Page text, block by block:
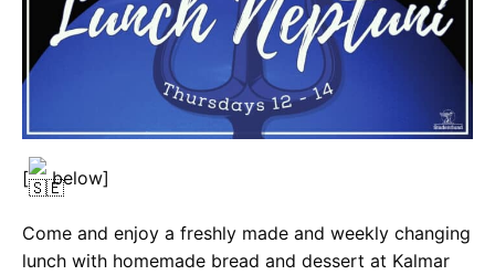
[ below]
Come and enjoy a freshly made and weekly changing
lunch with homemade bread and dessert at Kalmar